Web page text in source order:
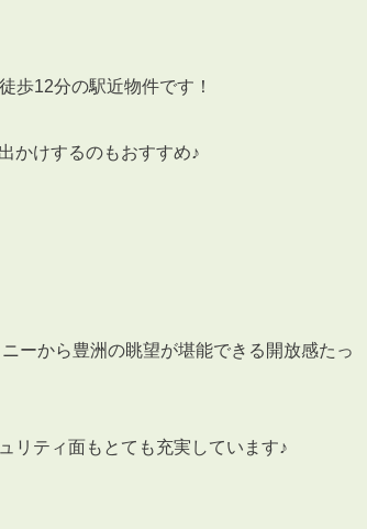
賃料設定」／マーケティング
モーション＆バリューアップリフォーム
歩12分の駅近物件です！
かけするのもおすすめ♪
ーから豊洲の眺望が堪能できる開放感たっ
リティ面もとても充実しています♪